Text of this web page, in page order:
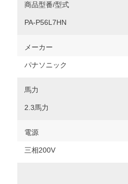
商品型番/型式
PA-P56L7HN
メーカー
パナソニック
馬力
2.3馬力
電源
三相200V